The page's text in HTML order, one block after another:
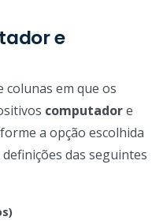
e
colunas em que os
computadore
a opção escolhida
das seguintes